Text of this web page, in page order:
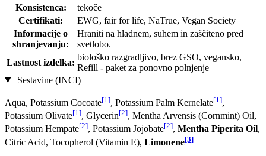
Konsistenca:
tekoče
Certifikati:
EWG, fair for life, NaTrue, Vegan Society
Informacije o
shranjevanju:
Hraniti na hladnem, suhem in zaščiteno pred
svetlobo.
Lastnost izdelka:
biološko razgradljivo, brez GSO, vegansko,
Refill - paket za ponovno polnjenje
Sestavine (INCI)
Aqua, Potassium Cocoate[1], Potassium Palm Kernelate[1],
Potassium Olivate[1], Glycerin[2], Mentha Arvensis (Cornmint) Oil,
Potassium Hempate[2], Potassium Jo­jobate[2], Mentha Piperita Oil,
Citric Acid, Tocopherol (Vitamin E), Limonene[3]